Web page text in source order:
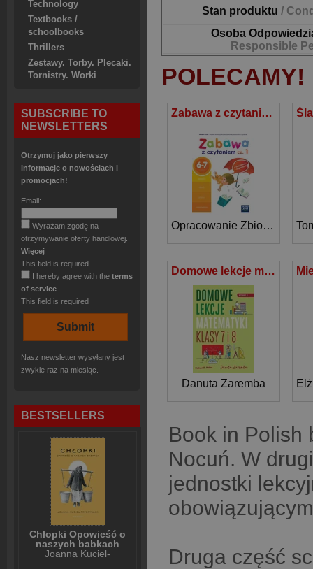
Technology
Textbooks /
schoolbooks
Thrillers
Zestawy. Torby. Plecaki.
Tornistry. Worki
SUBSCRIBE TO
NEWSLETTERS
Otrzymuj jako pierwszy
informacje o nowościach i
promocjach!
Email:
Wyrażam zgodę na
otrzymywanie oferty handlowej.
Więcej
This field is required
I hereby agree with the terms
of service
This field is required
Nasz newsletter wysyłany jest
zwykle raz na miesiąc.
BESTSELLERS
Chłopki Opowieść o
naszych babkach
Joanna Kuciel-
Stan produktu /
Osoba
Responsible
POLECAMY!
Zabawa z czytaniem Część 1 6-7 lat Szkoła podstawowa
Opracowanie Zbiorowe
Domowe lekcje matematyki Klasy 7-8 Szkoła podstawowa
Danuta Zaremba
Book in Polish
Nocuń. W
jednostki
Druga część